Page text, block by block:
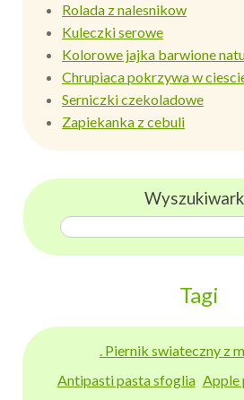
Rolada z nalesnikow
Kuleczki serowe
Kolorowe jajka barwione
Chrupiaca pokrzywa w
Serniczki czekoladowe
Zapiekanka z cebuli
Tagi
. Piernik swiateczny z
Antipasti pasta sfoglia Apple